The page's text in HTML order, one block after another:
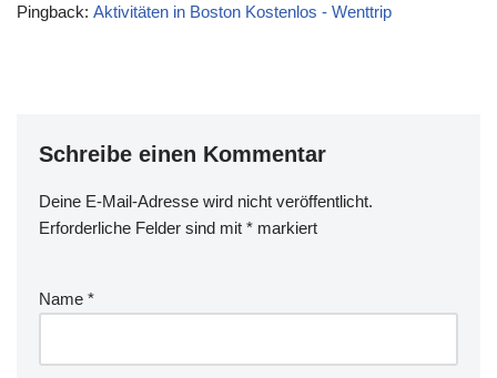
Pingback: Aktivitäten in Boston Kostenlos - Wenttrip
Schreibe einen Kommentar
Deine E-Mail-Adresse wird nicht veröffentlicht.
Erforderliche Felder sind mit * markiert
Name *